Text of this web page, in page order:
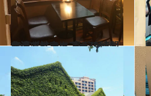
2020.12.18
台湾でリノベブームがますます拡大！ 寛ぎの時間を過ごせるカフェ3軒♡
旅＆お出かけ 台北から約